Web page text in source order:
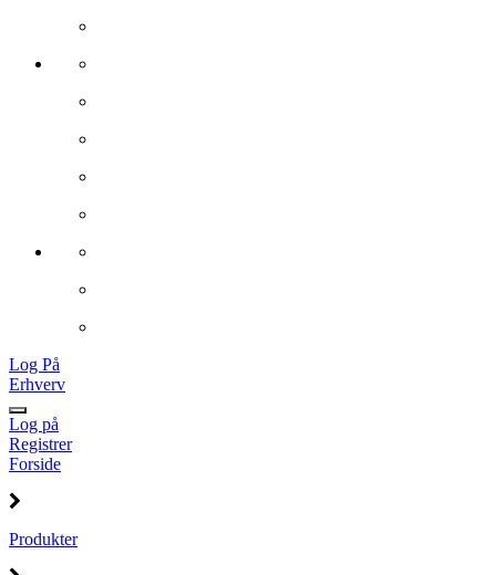
Log På
Erhverv
Log på
Registrer
Forside
Produkter